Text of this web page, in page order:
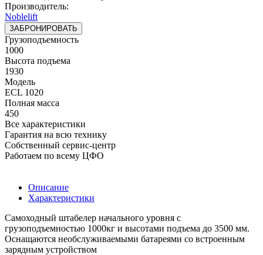
Производитель:
Noblelift
ЗАБРОНИРОВАТЬ
Грузоподъемность
1000
Высота подъема
1930
Модель
ECL 1020
Полная масса
450
Все характеристики
Гарантия на всю технику
Собственный сервис-центр
Работаем по всему ЦФО
Описание
Характеристики
Самоходный штабелер начального уровня с
грузоподъемностью 1000кг и высотами подъема до 3500 мм.
Оснащаются необслуживаемыми батареями со встроенным
зарядным устройством